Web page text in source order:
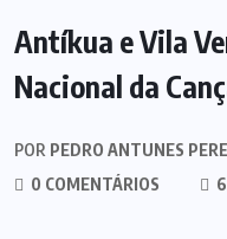
Antíkua e Vila
Nacional da
POR PEDRO ANTUNES
0 COMENTÁRIOS